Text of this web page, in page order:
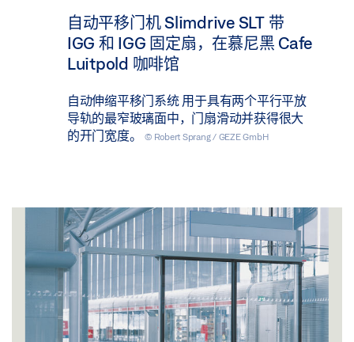
自动平移门机 Slimdrive SLT 带
IGG 和 IGG 固定扇，在慕尼黑 Cafe
Luitpold 咖啡馆
自动伸缩平移门系统 用于具有两个平行平放
导轨的最窄玻璃面中，门扇滑动并获得很大
的开门宽度。© Robert Sprang / GEZE GmbH